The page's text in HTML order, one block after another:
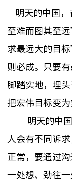
明天的中国，
至难而图其至
求最远大的目
则必成。只要
脚踏实地，埋
把宏伟目标变为
明天的中
人会有不同诉
正常，要通过
一处想、劲往